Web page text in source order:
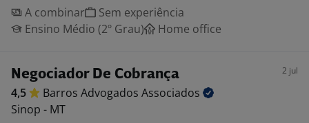
A combinar
Sem experiência
Ensino Médio (2º Grau)
Home office
Negociador De Cobrança 2 jul
4,5 Barros Advogados Associados
Sinop - MT